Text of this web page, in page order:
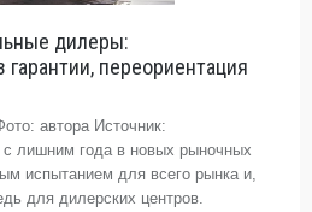
дилеры:
переориентация
автора Источник:
лишним года в новых рыночных
испытанием для всего рынка и,
для дилерских центров.